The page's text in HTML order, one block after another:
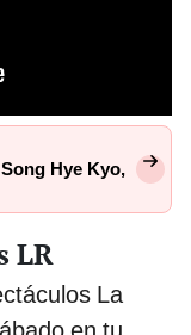
Hye Kyo,
LR
La